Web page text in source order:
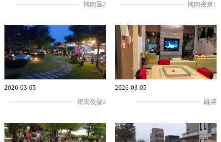
烤肉區2 烤肉夜景1
2026-03-05
烤肉夜景2
2026-03-05
麻將